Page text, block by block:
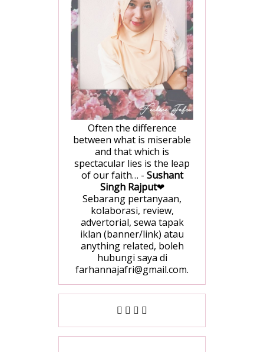
Often the difference
between what is miserable
and that which is
spectacular lies is the leap
of our faith… - Sushant
Singh Rajput❤
Sebarang pertanyaan,
kolaborasi, review,
advertorial, sewa tapak
iklan (banner/link) atau
anything related, boleh
hubungi saya di
farhannajafri@gmail.com.